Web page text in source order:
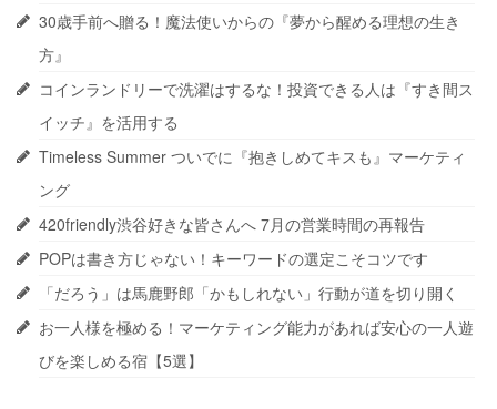
30歳手前へ贈る！魔法使いからの『夢から醒める理想の生き
方』
コインランドリーで洗濯はするな！投資できる人は『すき間ス
イッチ』を活用する
Timeless Summer ついでに『抱きしめてキスも』マーケティ
ング
420friendly渋谷好きな皆さんへ 7月の営業時間の再報告
POPは書き方じゃない！キーワードの選定こそコツです
「だろう」は馬鹿野郎「かもしれない」行動が道を切り開く
お一人様を極める！マーケティング能力があれば安心の一人遊
びを楽しめる宿【5選】